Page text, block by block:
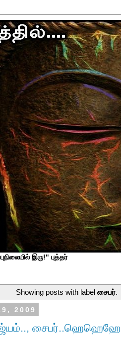
இரு!" புத்தர்
Showing posts with label சைபர்.
2009
சைபர்..ஹெஹெஹே